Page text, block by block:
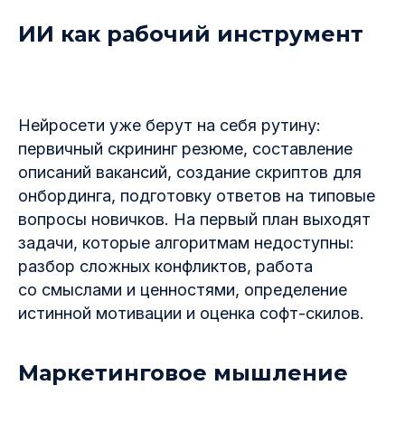
ИИ как рабочий инструмент
Нейросети уже берут на себя рутину:
первичный скрининг резюме, составление
описаний вакансий, создание скриптов для
онбординга, подготовку ответов на типовые
вопросы новичков. На первый план выходят
задачи, которые алгоритмам недоступны:
разбор сложных конфликтов, работа
со смыслами и ценностями, определение
истинной мотивации и оценка софт-скилов.
Маркетинговое мышление